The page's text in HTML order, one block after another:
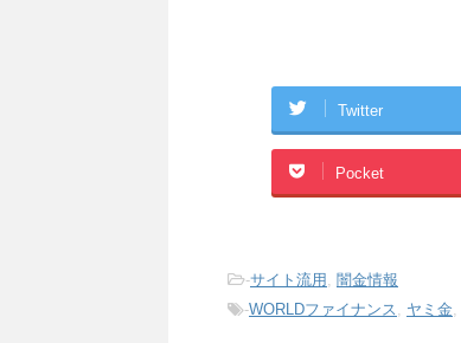
Twitter
Pocket
-サイト流用 , 闇金情報
-WORLDファイナンス, ヤミ金,